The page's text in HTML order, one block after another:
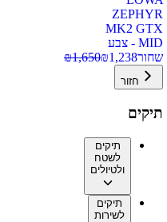
ZEPHYR
MK2 GTX
MID - צבע
שחור
₪1,238
₪1,650
חזור
תיקים
תיקים
לשטח
ולטיולים
תיקים
לשירות